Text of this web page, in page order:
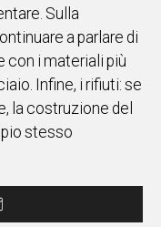
Sulla
a parlare di
con i materiali più
Infine, i rifiuti: se
la costruzione del
stesso